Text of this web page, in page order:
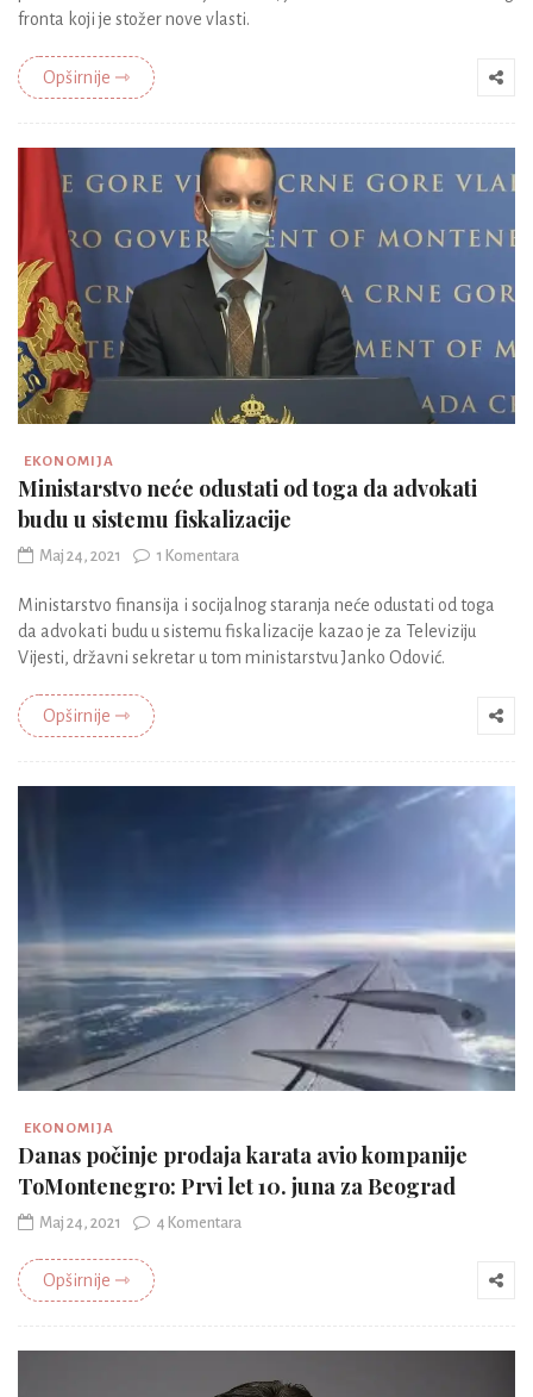
fronta koji je stožer nove vlasti.
Opširnije ⇾
EKONOMIJA
Ministarstvo neće odustati od toga da advokati
budu u sistemu fiskalizacije
Maj 24, 2021 1 Komentara
Ministarstvo finansija i socijalnog staranja neće odustati od toga
da advokati budu u sistemu fiskalizacije kazao je za Televiziju
Vijesti, državni sekretar u tom ministarstvu Janko Odović.
Opširnije ⇾
EKONOMIJA
Danas počinje prodaja karata avio kompanije
ToMontenegro: Prvi let 10. juna za Beograd
Maj 24, 2021 4 Komentara
Opširnije ⇾